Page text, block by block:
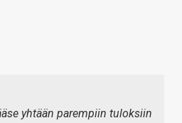
yhtään parempiin tuloksiin